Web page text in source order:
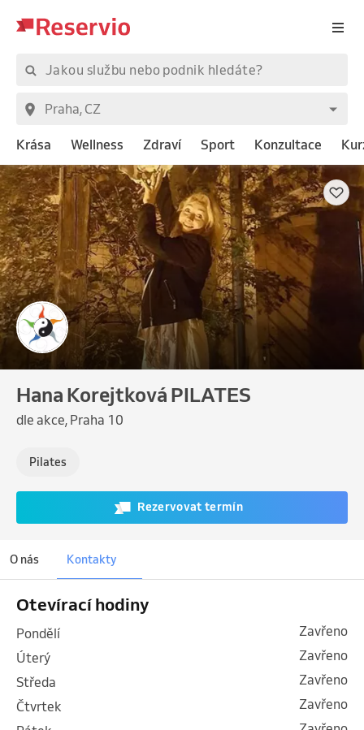
Krása Wellness Zdraví Sport Konzultace
Hana Korejtková PILATES
dle akce, Praha 10
Pilates
Rezervovat termín
O nás Kontakty
Otevírací hodiny
pondělí
Zavřeno
úterý
Zavřeno
středa
Zavřeno
čtvrtek
Zavřeno